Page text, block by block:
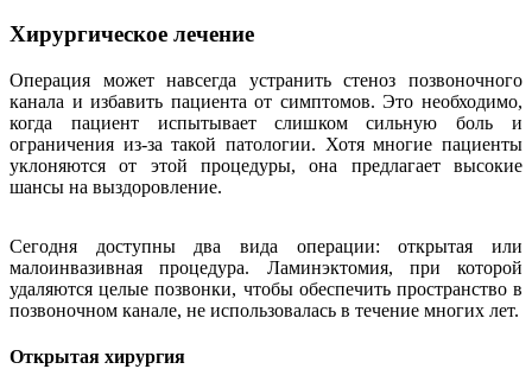
Хирургическое лечение
Операция может навсегда устранить стеноз позвоночного
канала и избавить пациента от симптомов. Это необходимо,
когда пациент испытывает слишком сильную боль и
ограничения из-за такой патологии. Хотя многие пациенты
уклоняются от этой процедуры, она предлагает высокие
шансы на выздоровление.
Сегодня доступны два вида операции: открытая или
малоинвазивная процедура. Ламинэктомия, при которой
удаляются целые позвонки, чтобы обеспечить пространство в
позвоночном канале, не использовалась в течение многих лет.
Открытая хирургия